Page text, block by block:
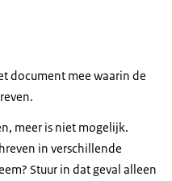
document mee waarin de
meer is niet mogelijk.
in verschillende
Stuur in dat geval alleen